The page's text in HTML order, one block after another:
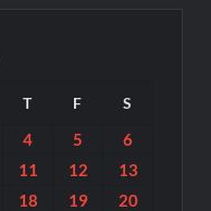
T F S
4 5 6
11 12
13
18 19
20